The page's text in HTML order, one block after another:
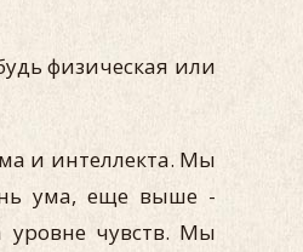
физическая или
и интеллекта. Мы
ума, еще выше -
уровне чувств. Мы